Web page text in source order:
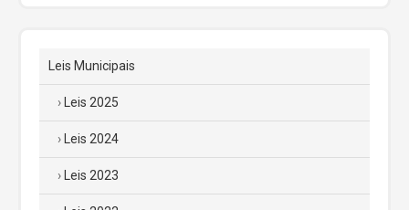
Leis Municipais
Leis 2025
Leis 2024
Leis 2023